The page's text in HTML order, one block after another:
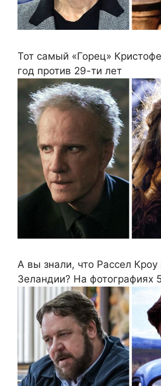
Тот самый «Горец»
год против 29-ти лет
А вы знали, что Рассел
Зеландии? На фотографиях